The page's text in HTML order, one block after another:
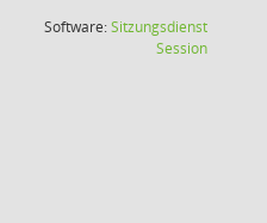
Software:Sitzungsdienst
Session(Wird in